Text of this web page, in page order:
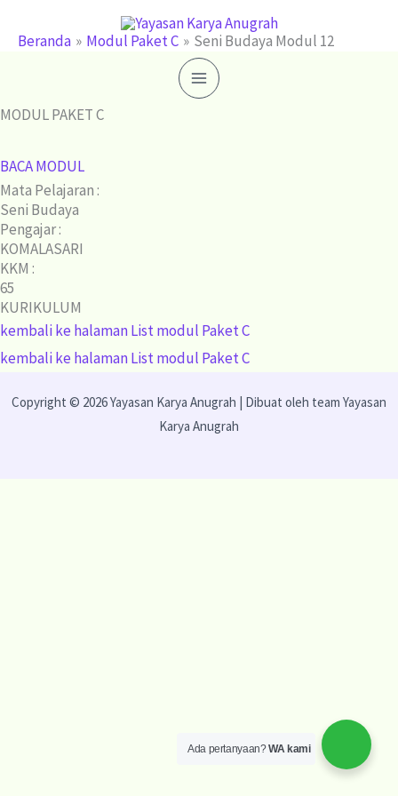
Beranda Modul Paket C Seni Budaya Modul 12
MODUL PAKET C
BACA MODUL
Mata Pelajaran :
Seni Budaya
Pengajar :
KOMALASARI
KKM :
65
KURIKULUM
kembali ke halaman List modul Paket C
kembali ke halaman List modul Paket C
Copyright © 2026 Yayasan Karya Anugrah | Dibuat oleh team Yayasan
Karya Anugrah
Ada pertanyaan?WA kami